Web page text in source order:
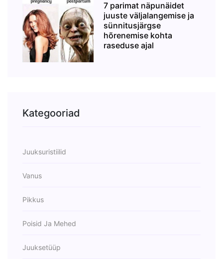
7 parimat näpunäidet
juuste väljalangemise ja
sünnitusjärgse
hõrenemise kohta
raseduse ajal
Kategooriad
Juuksuristiilid
Vanus
Pikkus
Poisid Ja Mehed
Juuksetüüp